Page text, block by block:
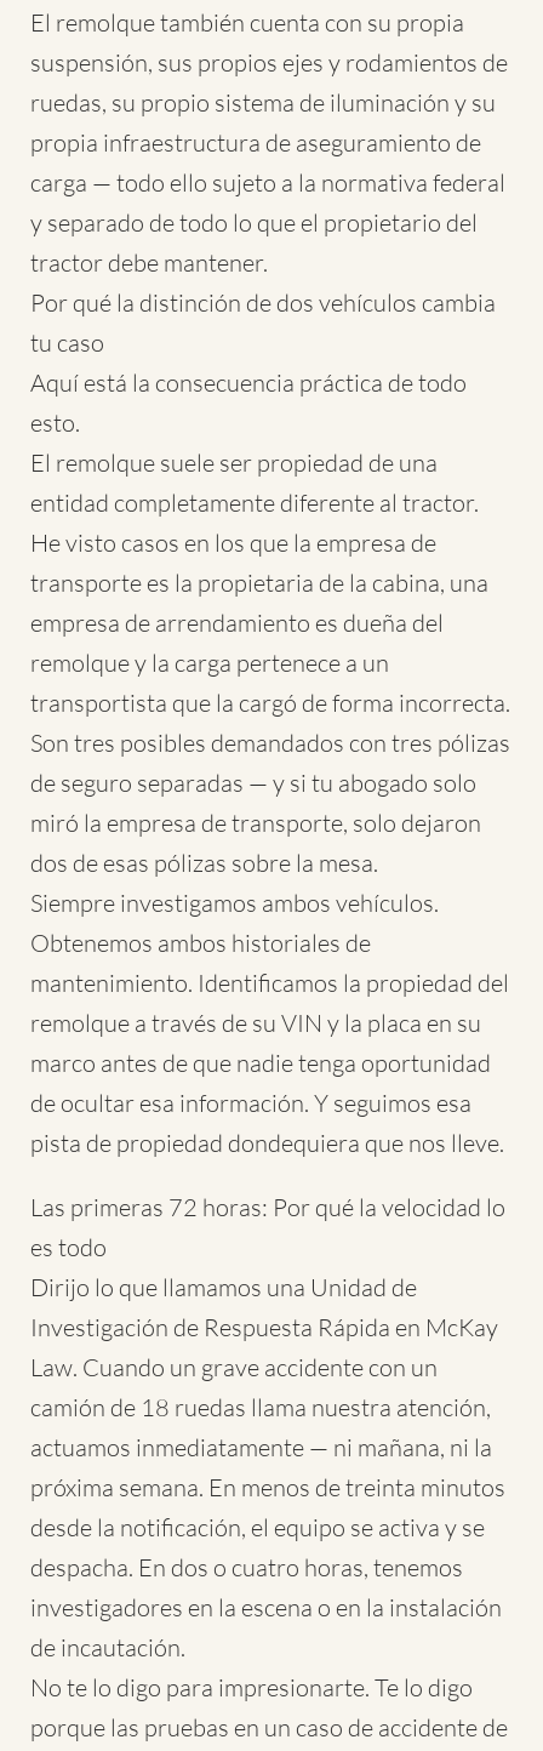
El remolque también cuenta con su propia
suspensión, sus propios ejes y rodamientos de
ruedas, su propio sistema de iluminación y su
propia infraestructura de aseguramiento de
carga — todo ello sujeto a la normativa federal
y separado de todo lo que el propietario del
tractor debe mantener.
Por qué la distinción de dos vehículos cambia
tu caso
Aquí está la consecuencia práctica de todo
esto.
El remolque suele ser propiedad de una
entidad completamente diferente al tractor.
He visto casos en los que la empresa de
transporte es la propietaria de la cabina, una
empresa de arrendamiento es dueña del
remolque y la carga pertenece a un
transportista que la cargó de forma incorrecta.
Son tres posibles demandados con tres pólizas
de seguro separadas — y si tu abogado solo
miró la empresa de transporte, solo dejaron
dos de esas pólizas sobre la mesa.
Siempre investigamos ambos vehículos.
Obtenemos ambos historiales de
mantenimiento. Identificamos la propiedad del
remolque a través de su VIN y la placa en su
marco antes de que nadie tenga oportunidad
de ocultar esa información. Y seguimos esa
pista de propiedad dondequiera que nos lleve.
Las primeras 72 horas: Por qué la velocidad lo
es todo
Dirijo lo que llamamos una Unidad de
Investigación de Respuesta Rápida en McKay
Law. Cuando un grave accidente con un
camión de 18 ruedas llama nuestra atención,
actuamos inmediatamente — ni mañana, ni la
próxima semana. En menos de treinta minutos
desde la notificación, el equipo se activa y se
despacha. En dos o cuatro horas, tenemos
investigadores en la escena o en la instalación
de incautación.
No te lo digo para impresionarte. Te lo digo
porque las pruebas en un caso de accidente de